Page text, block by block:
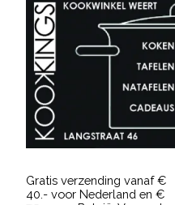
Gratis verzending vanaf €
40.- voor Nederland en €